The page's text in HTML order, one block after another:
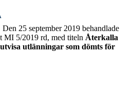
Den 25 september 2019 behandlade
MI 5/2019 rd, med titeln Återkalla
utlänningar som dömts för